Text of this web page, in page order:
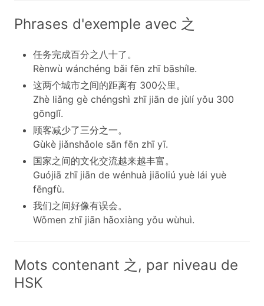
Phrases d'exemple avec 之
任务完成百分之八十了。
Rènwù wánchéng bǎi fēn zhī bāshíle.
这两个城市之间的距离有 300公里。
Zhè liǎng gè chéngshì zhī jiān de jùlí yǒu 300
gōnglǐ.
顾客减少了三分之一。
Gùkè jiǎnshǎole sān fēn zhī yī.
国家之间的文化交流越来越丰富。
Guójiā zhī jiān de wénhuà jiāoliú yuè lái yuè
fēngfù.
我们之间好像有误会。
Wǒmen zhī jiān hǎoxiàng yǒu wùhuì.
Mots contenant 之, par niveau de
HSK